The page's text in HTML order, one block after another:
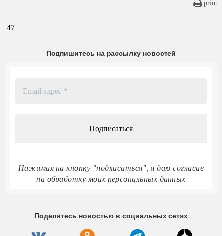
print
47
Подпишитесь на рассылку новостей
Нажимая на кнопку "подписаться", я даю согласие
на обработку моих персональных данных
Поделитесь новостью в социальных сетях